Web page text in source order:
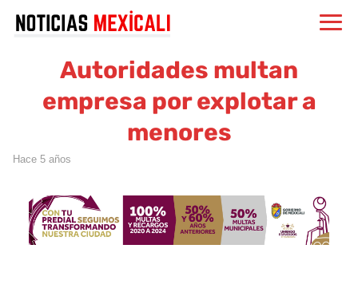
Autoridades multan
empresa por explotar a
menores
hace 5 años